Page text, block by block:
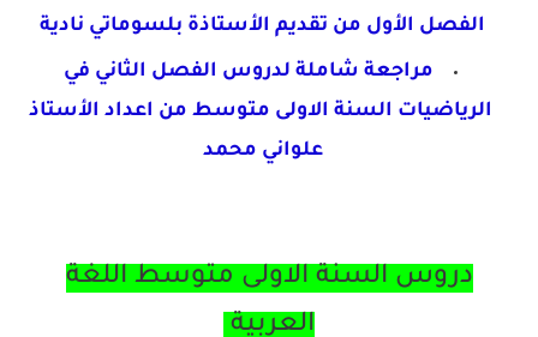
الفصل الأول من تقديم الأستاذة بلسوماتي نادية
مراجعة شاملة لدروس الفصل الثاني في
الرياضيات السنة الاولى متوسط من اعداد الأستاذ
علواني محمد
دروس السنة الاولى متوسط اللغة
العربية